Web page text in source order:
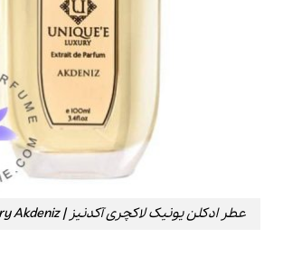
عطر ادکلن یونیک لاکچری آکدنیز | Unique’e Luxury Akdeniz